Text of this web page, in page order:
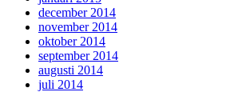
december 2014
november 2014
oktober 2014
september 2014
augusti 2014
juli 2014